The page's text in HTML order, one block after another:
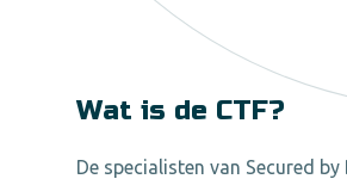
Wat is de CTF?
De specialisten van Secured by